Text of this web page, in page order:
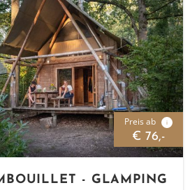
Preis ab i
€ 76,-
- GLAMPING